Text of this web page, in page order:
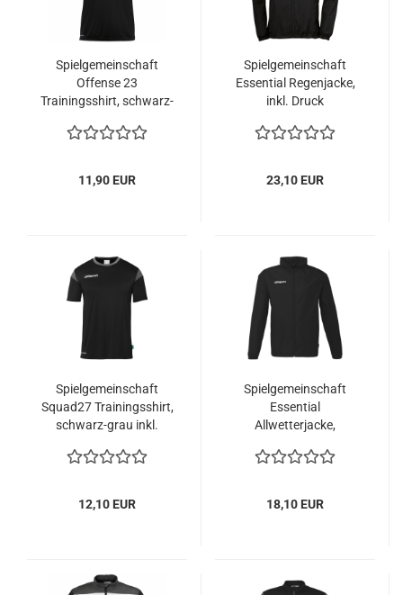
Spielgemeinschaft
Offense 23
Trainingsshirt, schwarz-
11,90 EUR
Spielgemeinschaft
Essential Regenjacke,
inkl. Druck
23,10 EUR
Spielgemeinschaft
Squad27 Trainingsshirt,
schwarz-grau inkl.
12,10 EUR
Spielgemeinschaft
Essential
Allwetterjacke,
18,10 EUR